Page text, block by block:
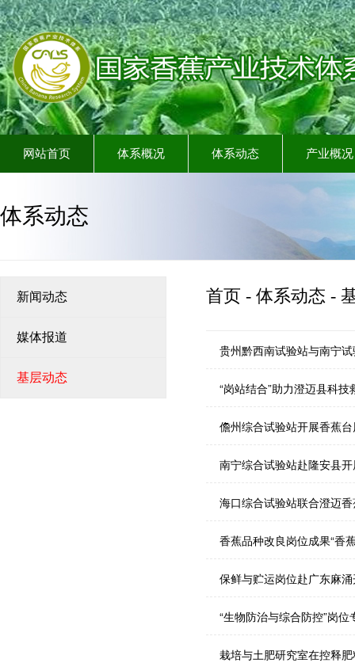
网站首页 体系概况 体系动态 产业概况
体系动态
新闻动态
媒体报道
基层动态
首页 - 体系动态 -
贵州黔西南试验站与南宁
“岗站结合”助力澄迈县科技
儋州综合试验站开展香蕉
南宁综合试验站赴隆安县开
海口综合试验站联合澄迈
香蕉品种改良岗位成果“香
保鲜与贮运岗位赴广东麻
“生物防治与综合防控”岗
栽培与土肥研究室在控释